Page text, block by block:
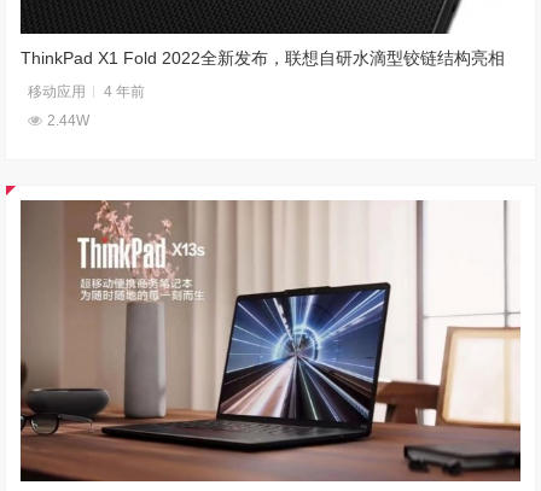
ThinkPad X1 Fold 2022全新发布，联想自研水滴型铰链结构亮相
移动应用
4 年前
2.44W